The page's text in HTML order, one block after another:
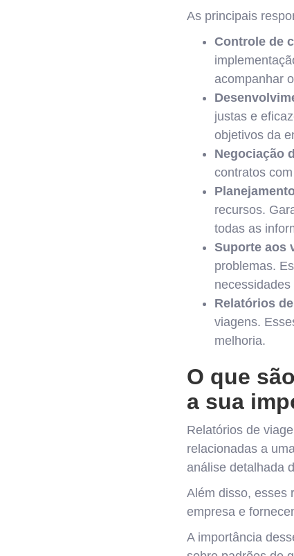
As principais
Controle de
acompanhar
justas e
objetivos da
Negociação
contratos
recursos.
todas as
Suporte aos
problemas.
Relatórios
viagens.
melhoria.
O que
a sua
Relatórios de
relacionadas a
análise detalhada
Além disso, esses
empresa e
A importância